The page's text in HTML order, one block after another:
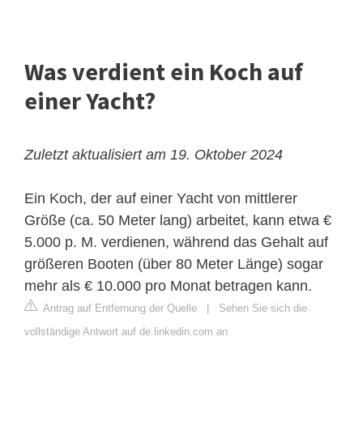
Was verdient ein Koch auf
einer Yacht?
Zuletzt aktualisiert am 19. Oktober 2024
Ein Koch, der auf einer Yacht von mittlerer
Größe (ca. 50 Meter lang) arbeitet, kann etwa €
5.000 p. M. verdienen, während das Gehalt auf
größeren Booten (über 80 Meter Länge) sogar
mehr als € 10.000 pro Monat betragen kann.
Antrag auf Entfernung der Quelle
Sehen Sie sich die
vollständige Antwort auf de.linkedin.com an